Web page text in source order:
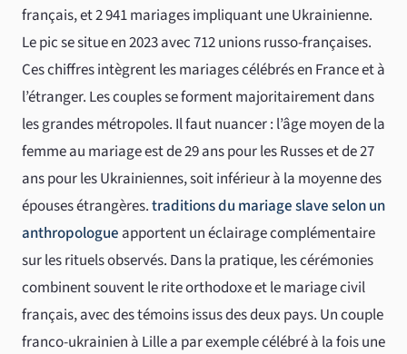
français, et 2 941 mariages impliquant une Ukrainienne.
Le pic se situe en 2023 avec 712 unions russo-françaises.
Ces chiffres intègrent les mariages célébrés en France et à
l’étranger. Les couples se forment majoritairement dans
les grandes métropoles. Il faut nuancer : l’âge moyen de la
femme au mariage est de 29 ans pour les Russes et de 27
ans pour les Ukrainiennes, soit inférieur à la moyenne des
épouses étrangères.traditions du mariage slave selon un
anthropologue apportent un éclairage complémentaire
sur les rituels observés. Dans la pratique, les cérémonies
combinent souvent le rite orthodoxe et le mariage civil
français, avec des témoins issus des deux pays. Un couple
franco-ukrainien à Lille a par exemple célébré à la fois une